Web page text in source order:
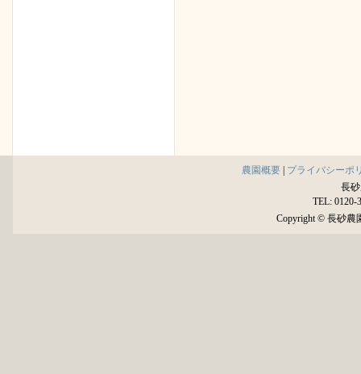
農園概要
プライバシーポ
長
TEL:
Copyright © 長砂農